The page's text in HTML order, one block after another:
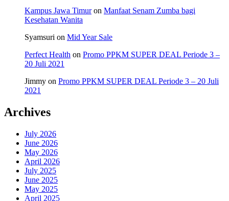
Kampus Jawa Timuron Manfaat Senam Zumba bagi
Kesehatan Wanita
Syamsuri on Mid Year Sale
Perfect Health on Promo PPKM SUPER DEAL Periode 3 –
20 Juli 2021
Jimmy on Promo PPKM SUPER DEAL Periode 3 – 20 Juli
2021
Archives
July 2026
June 2026
May 2026
April 2026
July 2025
June 2025
May 2025
April 2025